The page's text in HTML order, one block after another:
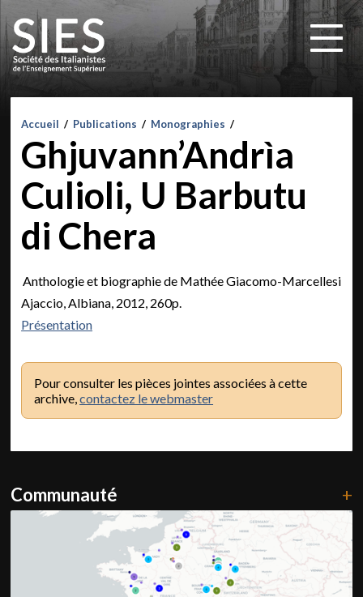
Accueil / Publications / Monographies /
Ghjuvann’Andrìa
Culioli, U Barbutu
di Chera
Anthologie et biographie de Mathée Giacomo-Marcellesi
Ajaccio, Albiana, 2012, 260p.
Présentation
Pour consulter les pièces jointes associées à cette
archive,contactez le webmaster
Communauté +